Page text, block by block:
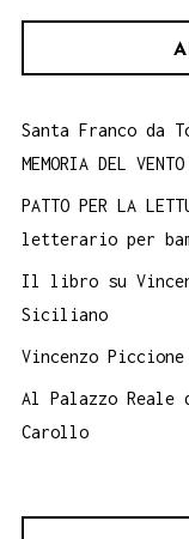
Santa Franco da
MEMORIA DEL VENTO
PATTO PER LA
letterario per
Il libro su
Siciliano
Vincenzo
Al Palazzo
Carollo